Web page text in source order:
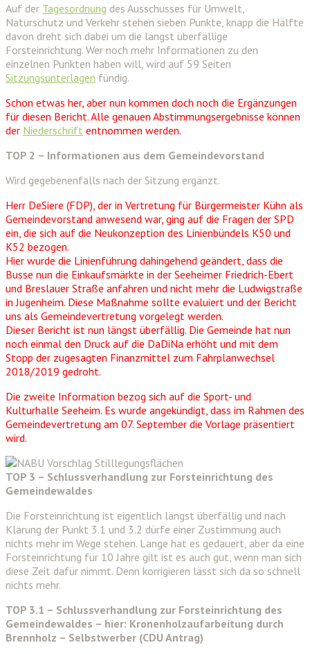
Auf der Tagesordnung des Ausschusses für Umwelt,
Naturschutz und Verkehr stehen sieben Punkte, knapp die Hälfte
davon dreht sich dabei um die längst überfällige
Forsteinrichtung. Wer noch mehr Informationen zu den
einzelnen Punkten haben will, wird auf 59 Seiten
Sitzungsunterlagen fündig.
Schon etwas her, aber nun kommen doch noch die Ergänzungen
für diesen Bericht. Alle genauen Abstimmungsergebnisse können
der Niederschrift entnommen werden.
TOP 2 – Informationen aus dem Gemeindevorstand
Wird gegebenenfalls nach der Sitzung ergänzt.
Herr DeSiere (FDP), der in Vertretung für Bürgermeister Kühn als
Gemeindevorstand anwesend war, ging auf die Fragen der SPD
ein, die sich auf die Neukonzeption des Linienbündels K50 und
K52 bezogen.
Hier wurde die Linienführung dahingehend geändert, dass die
Busse nun die Einkaufsmärkte in der Seeheimer Friedrich-Ebert
und Breslauer Straße anfahren und nicht mehr die Ludwigstraße
in Jugenheim. Diese Maßnahme sollte evaluiert und der Bericht
uns als Gemeindevertretung vorgelegt werden.
Dieser Bericht ist nun längst überfällig. Die Gemeinde hat nun
noch einmal den Druck auf die DaDiNa erhöht und mit dem
Stopp der zugesagten Finanzmittel zum Fahrplanwechsel
2018/2019 gedroht.
Die zweite Information bezog sich auf die Sport- und
Kulturhalle Seeheim. Es wurde angekündigt, dass im Rahmen des
Gemeindevertretung am 07. September die Vorlage präsentiert
wird.
TOP 3 – Schlussverhandlung zur Forsteinrichtung des
Gemeindewaldes
Die Forsteinrichtung ist eigentlich längst überfällig und nach
Klärung der Punkt 3.1 und 3.2 dürfe einer Zustimmung auch
nichts mehr im Wege stehen. Lange hat es gedauert, aber da eine
Forsteinrichtung für 10 Jahre gilt ist es auch gut, wenn man sich
diese Zeit dafür nimmt. Denn korrigieren lässt sich da so schnell
nichts mehr.
TOP 3.1 – Schlussverhandlung zur Forsteinrichtung des
Gemeindewaldes – hier: Kronenholzaufarbeitung durch
Brennholz – Selbstwerber (CDU Antrag)